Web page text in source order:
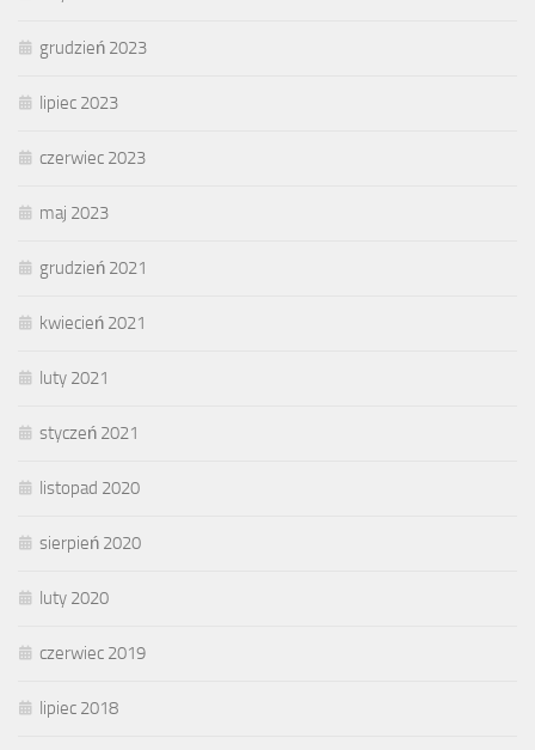
grudzień 2023
lipiec 2023
czerwiec 2023
maj 2023
grudzień 2021
kwiecień 2021
luty 2021
styczeń 2021
listopad 2020
sierpień 2020
luty 2020
czerwiec 2019
lipiec 2018